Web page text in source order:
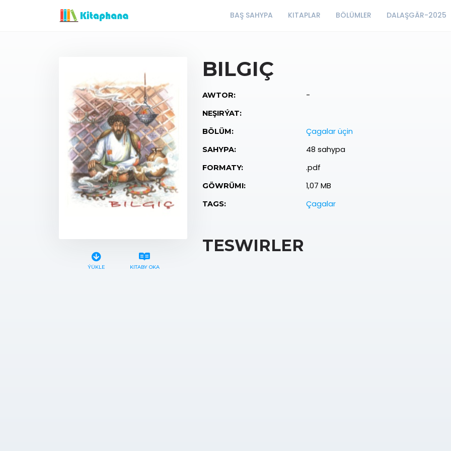
BAŞ SAHYPA KITAPLAR BÖLÜMLER DALAŞGÄR-2025
ÝÜKLE KITABY OKA
BILGIÇ
AWTOR: -
NEŞIRÝAT:
BÖLÜM:
Çagalar üçin
SAHYPA: 48 sahypa
FORMATY: .pdf
GÖWRÜMI: 1,07 MB
TAGS: Çagalar
TESWIRLER